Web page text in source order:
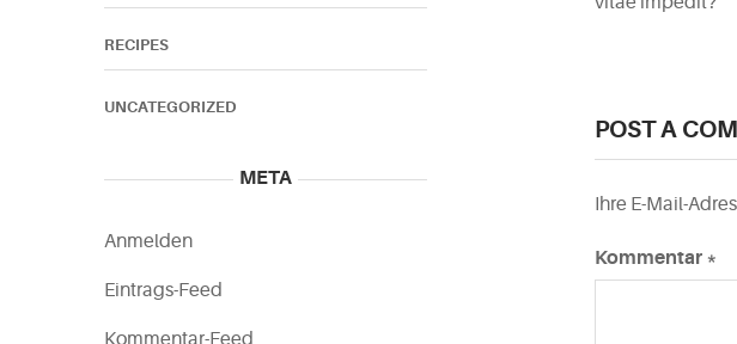
POST A
Ihre E-Mail-
Kommentar *
RECIPES
UNCATEGORIZED
META
Anmelden
Eintrags-Feed
Kommentar-Feed